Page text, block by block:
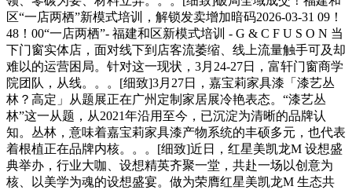
区“一店两栖”新模式培训，解锁发卖增加暗码2026-03-31 09！
48！00“一店两栖”- 福建和区新模式培训 - G & C F U S O N 当
下门窗实体店，面对线下到店客流萎缩、线上流量触手可及却
难以的运营困局。针对这一现状，3月24-27日，富轩门窗商学
院团队，从线。。。[细致]3月27日，嘉宝莉家具漆「漆艺丛
林？高定」从题展正在广州定制家居展冷艳表态。“漆艺丛
林”这一从题，从2021年沿用至今，已沉淀为清晰的品牌认
知。丛林，意味着嘉宝莉家具漆产物系统的丰硕多元，也代表
着根植正在品牌内核。。。[细致]近日，红星美凯龙M 设想盛
典举办，行业大咖、设想精英齐聚一堂，共赴一场以创意为
核、以美学为魂的设想盛宴。做为荣膺红星美凯龙M 生态共